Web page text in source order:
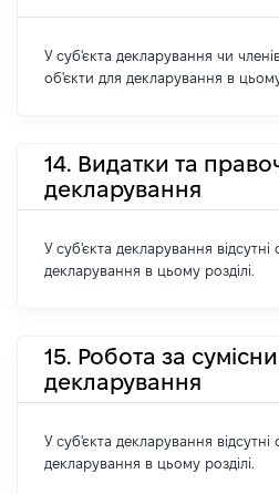
У суб'єкта декларування чи членів
об'єкти для декларування в цьому
14. Видатки та
декларування
У суб'єкта декларування відсутні
декларування в цьому розділі.
15. Робота за
декларування
У суб'єкта декларування відсутні
декларування в цьому розділі.